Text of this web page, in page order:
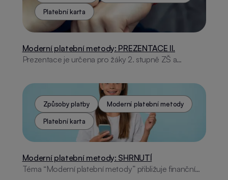
užitečné aplikace.
Platební karta
Moderní platební metody: PREZENTACE II.
Prezentace je určena pro žáky 2. stupně ZŠ a
způsoby placení. Obsahuje témata jako historie
plateb, platební karty, online finance a internetová
rizika. V závěru nabízí praktické rady, aktivity a odkazy
na užitečné aplikace.
Způsoby platby Moderní platební metody
Platební karta
Moderní platební metody: SHRNUTÍ
Téma “Moderní platební metody” přibližuje finanční